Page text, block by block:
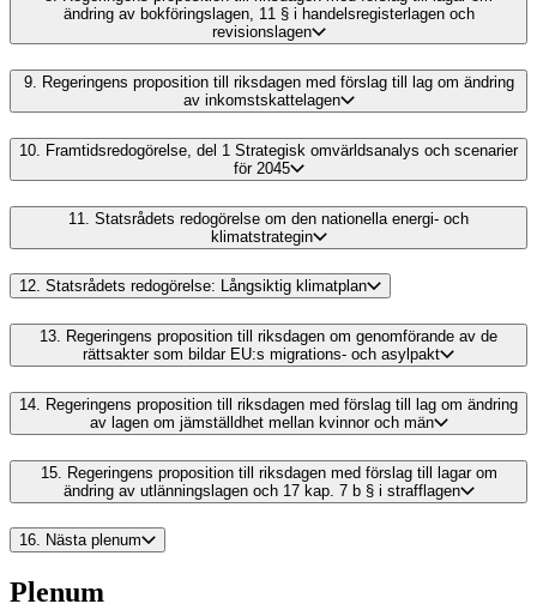
ändring av bokföringslagen, 11 § i handelsregisterlagen och
revisionslagen
9. Regeringens proposition till riksdagen med förslag till lag om ändring
av inkomstskattelagen
10.
Framtidsredogörelse, del 1 Strategisk omvärldsanalys och scenarier
för 2045
11.
Statsrådets redogörelse om den nationella energi- och
klimatstrategin
12. Statsrådets redogörelse: Långsiktig klimatplan
13. Regeringens proposition till riksdagen om genomförande av de
rättsakter som bildar EU:s migrations- och asylpakt
14.
Regeringens proposition till riksdagen med förslag till lag om ändring
av lagen om jämställdhet mellan kvinnor och män
15. Regeringens proposition till riksdagen med förslag till lagar om
ändring av utlänningslagen och 17 kap. 7 b § i strafflagen
16. Nästa plenum
Plenum